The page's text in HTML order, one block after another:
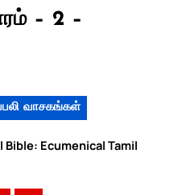
– 2 –
வாசகங்கள்
Ecumenical Tamil